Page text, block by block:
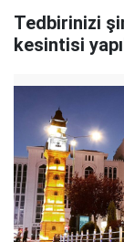
Tedbirinizi
kesintisi